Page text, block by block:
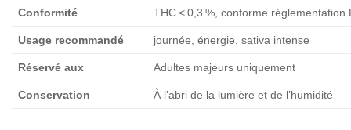
Conformité THC < 0,3 %, conforme réglementation
Usage recommandé journée, énergie, sativa intense
Réservé aux Adultes majeurs uniquement
Conservation À l’abri de la lumière et de l’humidité